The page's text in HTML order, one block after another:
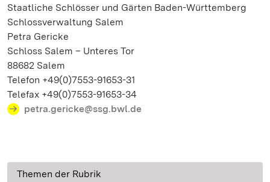
Staatliche Schlösser und Gärten Baden-Württemberg
Schlossverwaltung Salem
Petra Gericke
Schloss Salem – Unteres Tor
88682 Salem
Telefon +49(0)7553-91653-31
Telefax +49(0)7553-91653-34
petra.gericke@ssg.bwl.de
Themen der Rubrik